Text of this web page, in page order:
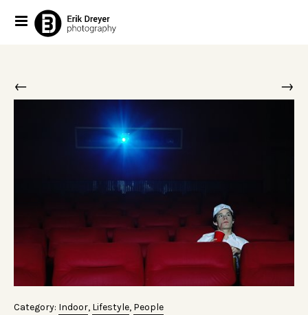
← →
Category: Indoor, Lifestyle, People